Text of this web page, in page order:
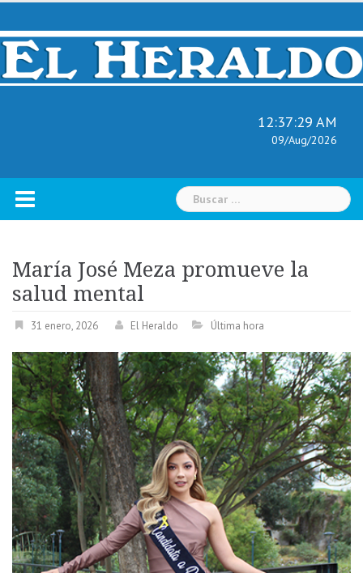
Skip
content
12:37:30 AM
09/Aug/2026
Buscar:
María José Meza promueve la
salud mental
31 enero, 2026 El Heraldo Última hora